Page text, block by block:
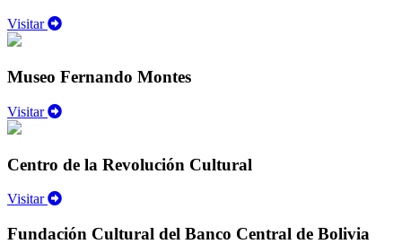
Visitar
Museo Fernando Montes
Visitar
Centro de la Revolución Cultural
Visitar
Fundación Cultural del Banco Central de Bolivia